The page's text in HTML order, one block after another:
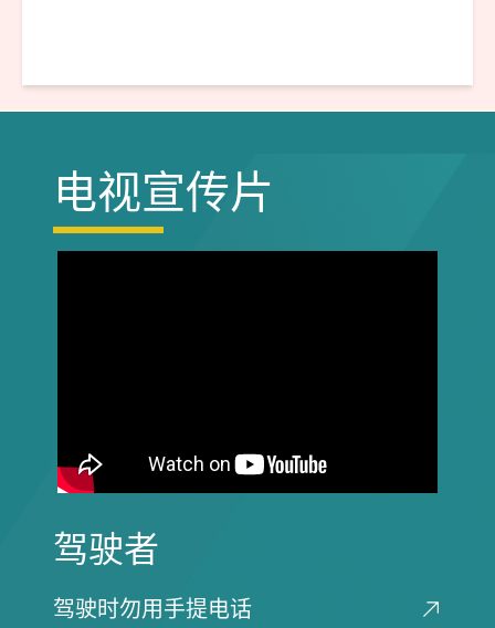
电视宣传片
驾驶者
驾驶时勿用手提电话